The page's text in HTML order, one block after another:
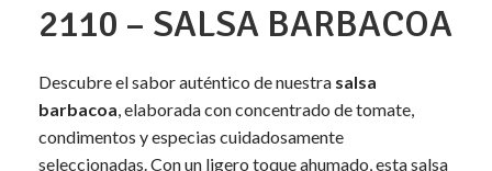
2110 – SALSA BARBACOA
Descubre el sabor auténtico de nuestra salsa
barbacoa, elaborada con concentrado de tomate,
condimentos y especias cuidadosamente
seleccionadas. Con un ligero toque ahumado, esta salsa